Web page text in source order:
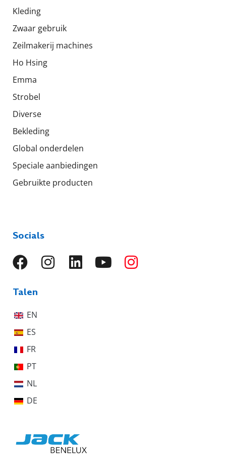
Kleding
Zwaar gebruik
Zeilmakerij machines
Ho Hsing
Emma
Strobel
Diverse
Bekleding
Global onderdelen
Speciale aanbiedingen
Gebruikte producten
Socials
Talen
EN
ES
FR
PT
NL
DE